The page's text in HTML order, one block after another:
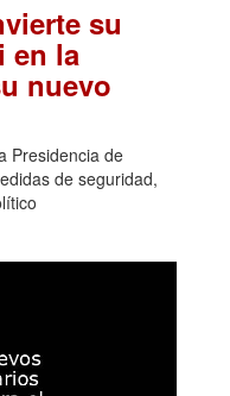
su
en la
nuevo
Presidencia de
de seguridad,